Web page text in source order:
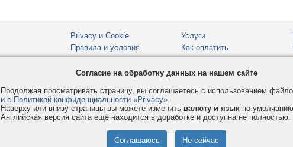
Privacy и Cookie
Правила и условия
Услуги
Как оплатить
Согласие на обработку данных на нашем сайте
Продолжая просматривать страницу, вы соглашаетесь с использованием
и с Политикой конфиденциальности «Privacy».
Наверху или внизу страницы вы можете изменить валюту и язык по
Английская версия сайта ещё находится в доработке и доступна не полностью.